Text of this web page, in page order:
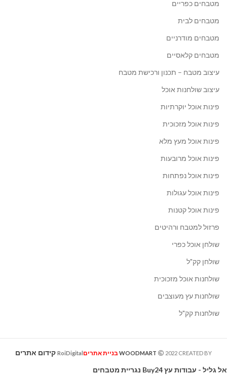
מטבחים כפריים
מטבחים לבית
מטבחים מודרניים
מטבחים קלאסיים
עיצוב מטבח – תכנון ורכישת מטבח
עיצוב שולחנות אוכל
פינות אוכל יוקרתיות
פינות אוכל מזכוכית
פינות אוכל מעץ מלא
פינות אוכל מרובעות
פינות אוכל נפתחות
פינות אוכל עגולות
פינות אוכל קטנות
פרזול למטבח ורהיטים
שולחן אוכל כפרי
שולחן קק"ל
שולחנות אוכל מזכוכית
שולחנות עץ מעוצבים
שולחנות קק"ל
WOODMART 2022 CREATED BY בניית אתרים RoiDigital קידום אתרים
אל גליל - עבודות עץBuy24 נגריית מטבחים